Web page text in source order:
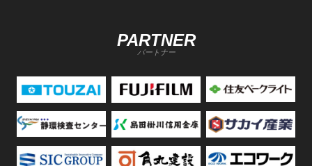
PARTNER
パートナー